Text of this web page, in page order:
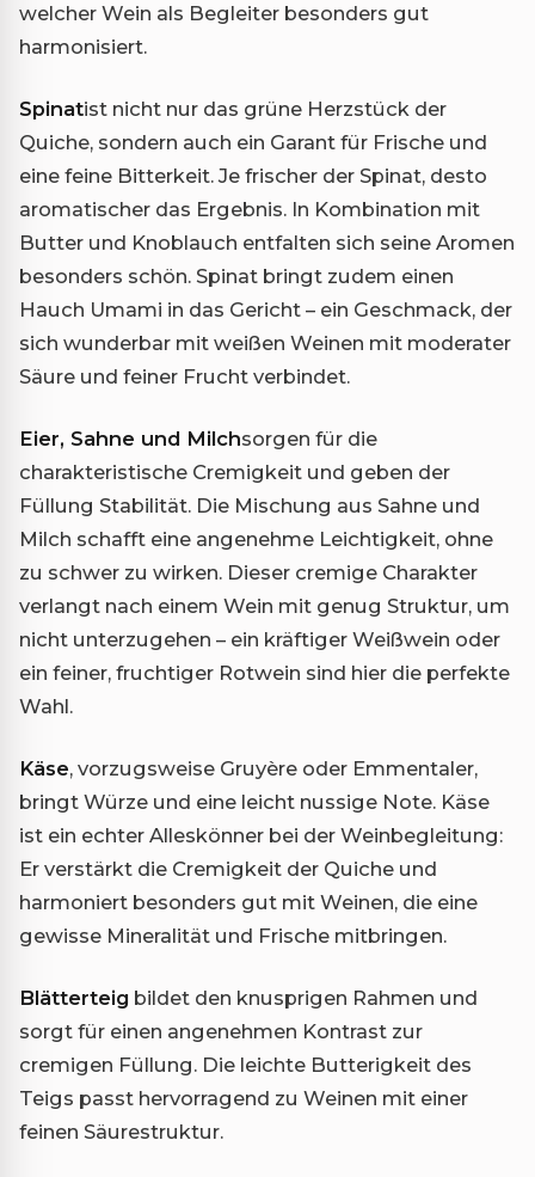
welcher Wein als Begleiter besonders gut
harmonisiert.
Spinatist nicht nur das grüne Herzstück der
Quiche, sondern auch ein Garant für Frische und
eine feine Bitterkeit. Je frischer der Spinat, desto
aromatischer das Ergebnis. In Kombination mit
Butter und Knoblauch entfalten sich seine Aromen
besonders schön. Spinat bringt zudem einen
Hauch Umami in das Gericht – ein Geschmack, der
sich wunderbar mit weißen Weinen mit moderater
Säure und feiner Frucht verbindet.
Eier, Sahne und Milchsorgen für die
charakteristische Cremigkeit und geben der
Füllung Stabilität. Die Mischung aus Sahne und
Milch schafft eine angenehme Leichtigkeit, ohne
zu schwer zu wirken. Dieser cremige Charakter
verlangt nach einem Wein mit genug Struktur, um
nicht unterzugehen – ein kräftiger Weißwein oder
ein feiner, fruchtiger Rotwein sind hier die perfekte
Wahl.
Käse, vorzugsweise Gruyère oder Emmentaler,
bringt Würze und eine leicht nussige Note. Käse
ist ein echter Alleskönner bei der Weinbegleitung:
Er verstärkt die Cremigkeit der Quiche und
harmoniert besonders gut mit Weinen, die eine
gewisse Mineralität und Frische mitbringen.
Blätterteig bildet den knusprigen Rahmen und
sorgt für einen angenehmen Kontrast zur
cremigen Füllung. Die leichte Butterigkeit des
Teigs passt hervorragend zu Weinen mit einer
feinen Säurestruktur.